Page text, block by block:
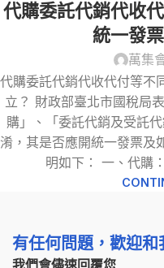
代購委託代銷代收
統一發
萬集
代購委託代銷代收代付等不
立？ 財政部臺北市國稅局
購」、「委託代銷及受託
淆，其是否應開統一發票及
明如下： 一、代購
有任何問題，歡迎和